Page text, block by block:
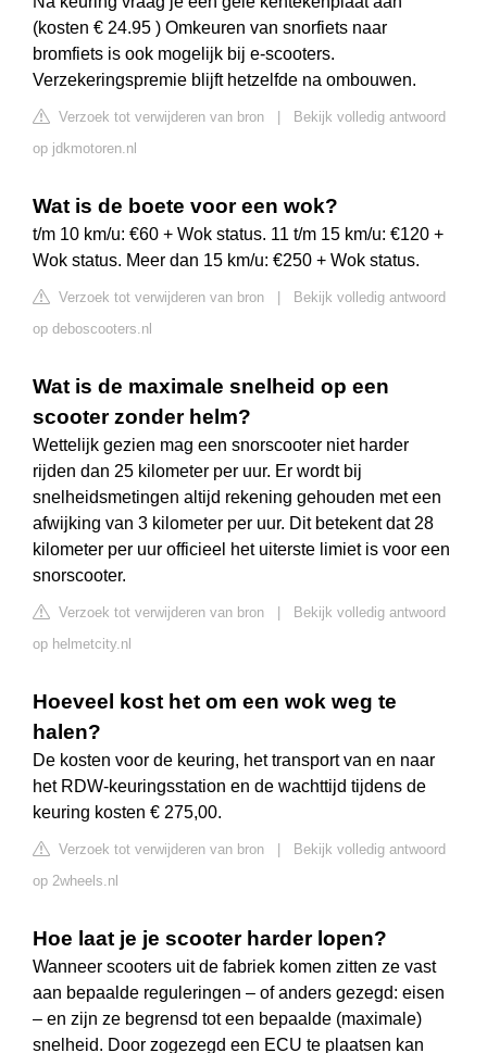
(kosten € 24.95 ) Omkeuren van snorfiets naar
bromfiets is ook mogelijk bij e-scooters.
Verzekeringspremie blijft hetzelfde na ombouwen.
Verzoek tot verwijderen van bron
Bekijk volledig antwoord
op jdkmotoren.nl
Wat is de boete voor een wok?
t/m 10 km/u: €60 + Wok status. 11 t/m 15 km/u: €120 +
Wok status. Meer dan 15 km/u: €250 + Wok status.
Verzoek tot verwijderen van bron
Bekijk volledig antwoord
op deboscooters.nl
Wat is de maximale snelheid op een
scooter zonder helm?
Wettelijk gezien mag een snorscooter niet harder
rijden dan 25 kilometer per uur. Er wordt bij
snelheidsmetingen altijd rekening gehouden met een
afwijking van 3 kilometer per uur. Dit betekent dat 28
kilometer per uur officieel het uiterste limiet is voor een
snorscooter.
Verzoek tot verwijderen van bron
Bekijk volledig antwoord
op helmetcity.nl
Hoeveel kost het om een wok weg te
halen?
De kosten voor de keuring, het transport van en naar
het RDW-keuringsstation en de wachttijd tijdens de
keuring kosten € 275,00.
Verzoek tot verwijderen van bron
Bekijk volledig antwoord
op 2wheels.nl
Hoe laat je je scooter harder lopen?
Wanneer scooters uit de fabriek komen zitten ze vast
aan bepaalde reguleringen – of anders gezegd: eisen
– en zijn ze begrensd tot een bepaalde (maximale)
snelheid. Door zogezegd een ECU te plaatsen kan